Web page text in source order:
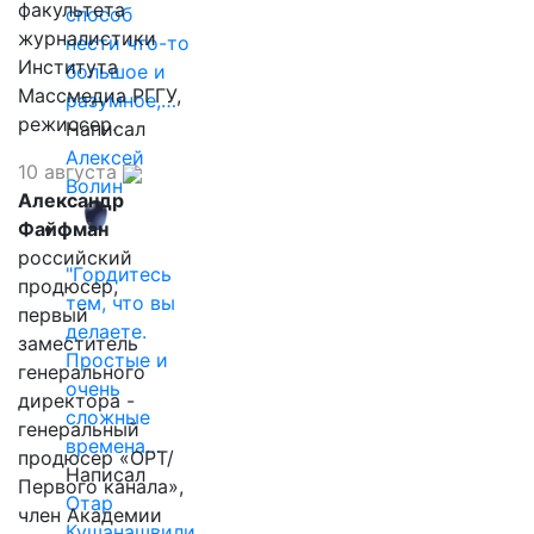
способ
нести что-то
большое и
разумное,…
Написал
Алексей
Волин
"Гордитесь
тем, что вы
делаете.
Простые и
очень
сложные
времена…
Написал
Отар
факультета
журналистики
Института
Массмедиа РГГУ,
режиссер.
10 августа
Александр
Файфман
российский
продюсер,
первый
заместитель
генерального
директора -
генеральный
продюсер «ОРТ/
Первого канала»,
член Академии